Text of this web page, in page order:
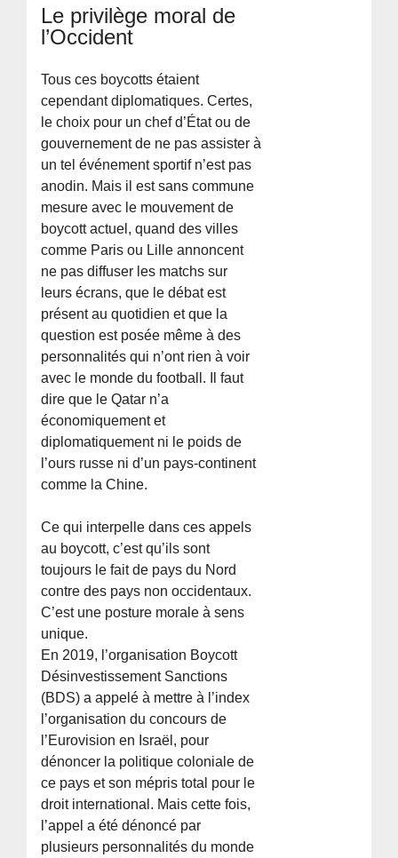
Le privilège moral de
l’Occident
Tous ces boycotts étaient
cependant diplomatiques. Certes,
le choix pour un chef d’État ou de
gouvernement de ne pas assister à
un tel événement sportif n’est pas
anodin. Mais il est sans commune
mesure avec le mouvement de
boycott actuel, quand des villes
comme Paris ou Lille annoncent
ne pas diffuser les matchs sur
leurs écrans, que le débat est
présent au quotidien et que la
question est posée même à des
personnalités qui n’ont rien à voir
avec le monde du football. Il faut
dire que le Qatar n’a
économiquement et
diplomatiquement ni le poids de
l’ours russe ni d’un pays-continent
comme la Chine.
Ce qui interpelle dans ces appels
au boycott, c’est qu’ils sont
toujours le fait de pays du Nord
contre des pays non occidentaux.
C’est une posture morale à sens
unique.
En 2019, l’organisation Boycott
Désinvestissement Sanctions
(BDS) a appelé à mettre à l’index
l’organisation du concours de
l’Eurovision en Israël, pour
dénoncer la politique coloniale de
ce pays et son mépris total pour le
droit international. Mais cette fois,
l’appel a été dénoncé par
plusieurs personnalités du monde